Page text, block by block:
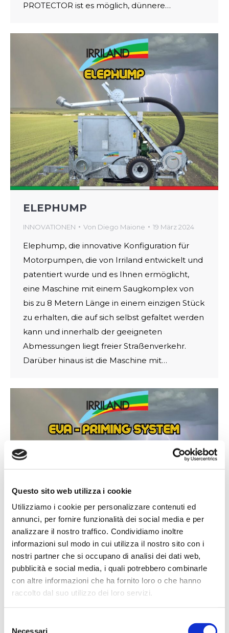
Questo sito web utilizza i cookie
Utilizziamo i cookie per personalizzare contenuti ed
annunci, per fornire funzionalità dei social media e per
analizzare il nostro traffico. Condividiamo inoltre
informazioni sul modo in cui utilizza il nostro sito con i
nostri partner che si occupano di analisi dei dati web,
pubblicità e social media, i quali potrebbero combinarle
con altre informazioni che ha fornito loro o che hanno
raccolto dal suo utilizzo dei loro servizi.
Necessari
PROTECTOR ist es möglich, dünnere…
ELEPHUMP
INNOVATIONEN Von Diego Maione 19 März 2024
Elephump, die innovative Konfiguration für
Motorpumpen, die von Irriland entwickelt und
patentiert wurde und es Ihnen ermöglicht,
eine Maschine mit einem Saugkomplex von
bis zu 8 Metern Länge in einem einzigen Stück
zu erhalten, die auf sich selbst gefaltet werden
kann und innerhalb der geeigneten
Abmessungen liegt freier Straßenverkehr.
Darüber hinaus ist die Maschine mit…
EVA
INNOVATIONEN VonDiego Maione 27 Juli 2021
IRRILAND patentierte ultraneue System EVA